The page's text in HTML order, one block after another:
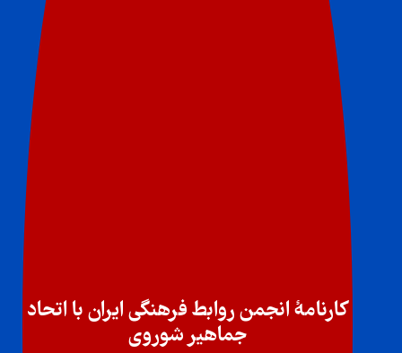
کارنامۀ انجمن روابط فرهنگی ایران با اتحاد
جماهیر شوروی